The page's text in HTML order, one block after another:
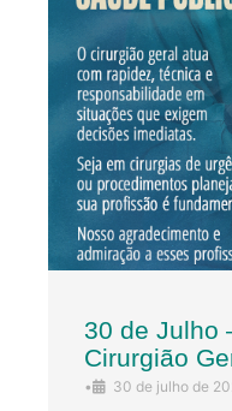
30 de Julho
Cirurgião
• 30 de julho de